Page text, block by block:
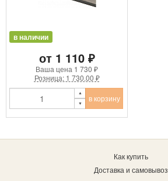
в наличии
от 1 110 ₽
Ваша цена 1 730 ₽
Розница: 1 730.00 ₽
в корзину
Как купить
Доставка и самовывоз